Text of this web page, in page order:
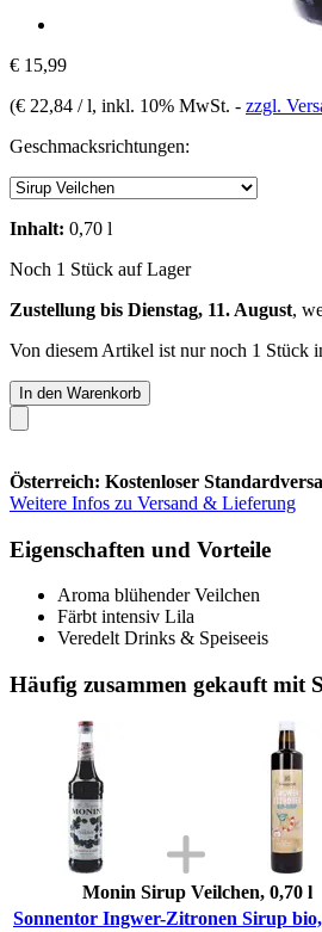
€ 15,99
(€ 22,84 / l, inkl. 10% MwSt. - zzgl.
Geschmacksrichtungen:
Inhalt: 0,70 l
Noch 1 Stück auf Lager
Zustellung bis Dienstag, 11. August,
Von diesem Artikel ist nur noch 1 Stück
In den Warenkorb
Österreich: Kostenloser
Weitere Infos zu Versand & Lieferung
Eigenschaften und Vorteile
Aroma blühender Veilchen
Färbt intensiv Lila
Veredelt Drinks & Speiseeis
Häufig zusammen gekauft mit
Monin Sirup Veilchen, 0,70 l
Sonnentor Ingwer-Zitronen Sirup